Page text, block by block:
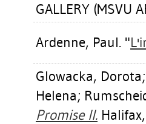
GALLERY (MSVU
Ardenne, Paul. "
Glowacka, Dorota
Helena;
Promise II.